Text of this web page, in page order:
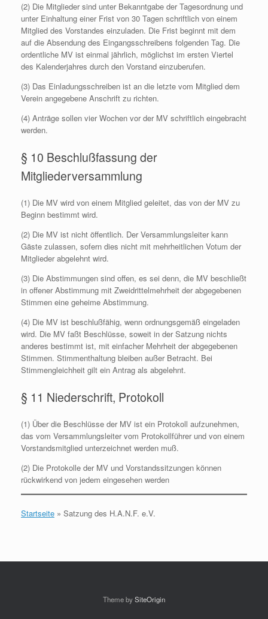
(2) Die Mitglieder sind unter Bekanntgabe der Tagesordnung und
unter Einhaltung einer Frist von 30 Tagen schriftlich von einem
Mitglied des Vorstandes einzuladen. Die Frist beginnt mit dem
auf die Absendung des Eingangsschreibens folgenden Tag. Die
ordentliche MV ist einmal jährlich, möglichst im ersten Viertel
des Kalenderjahres durch den Vorstand einzuberufen.
(3) Das Einladungsschreiben ist an die letzte vom Mitglied dem
Verein angegebene Anschrift zu richten.
(4) Anträge sollen vier Wochen vor der MV schriftlich eingebracht
werden.
§ 10 Beschlußfassung der
Mitgliederversammlung
(1) Die MV wird von einem Mitglied geleitet, das von der MV zu
Beginn bestimmt wird.
(2) Die MV ist nicht öffentlich. Der Versammlungsleiter kann
Gäste zulassen, sofern dies nicht mit mehrheitlichen Votum der
Mitglieder abgelehnt wird.
(3) Die Abstimmungen sind offen, es sei denn, die MV beschließt
in offener Abstimmung mit Zweidrittelmehrheit der abgegebenen
Stimmen eine geheime Abstimmung.
(4) Die MV ist beschlußfähig, wenn ordnungsgemäß eingeladen
wird. Die MV faßt Beschlüsse, soweit in der Satzung nichts
anderes bestimmt ist, mit einfacher Mehrheit der abgegebenen
Stimmen. Stimmenthaltung bleiben außer Betracht. Bei
Stimmengleichheit gilt ein Antrag als abgelehnt.
§ 11 Niederschrift, Protokoll
(1) Über die Beschlüsse der MV ist ein Protokoll aufzunehmen,
das vom Versammlungsleiter vom Protokollführer und von einem
Vorstandsmitglied unterzeichnet werden muß.
(2) Die Protokolle der MV und Vorstandssitzungen können
rückwirkend von jedem eingesehen werden
Startseite » Satzung des H.A.N.F. e.V.
Theme bySiteOrigin